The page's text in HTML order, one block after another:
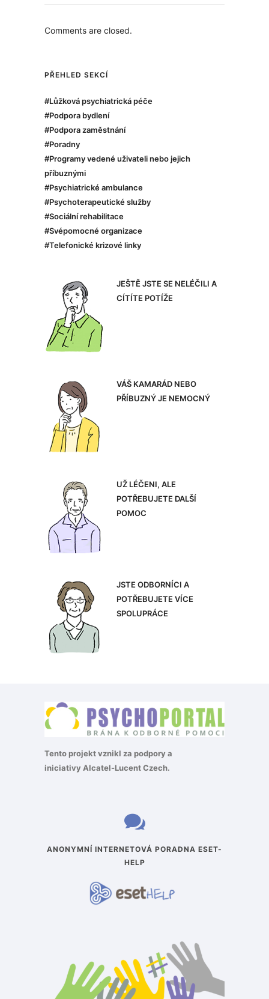
Comments are closed.
PŘEHLED SEKCÍ
#Lůžková psychiatrická péče
#Podpora bydlení
#Podpora zaměstnání
#Poradny
#Programy vedené uživateli nebo jejich
příbuznými
#Psychiatrické ambulance
#Psychoterapeutické služby
#Sociální rehabilitace
#Svépomocné organizace
#Telefonické krizové linky
JEŠTĚ JSTE SE NELÉČILI A
CÍTÍTE POTÍŽE
VÁŠ KAMARÁD NEBO
PŘÍBUZNÝ JE NEMOCNÝ
UŽ LÉČENI, ALE
POTŘEBUJETE DALŠÍ
POMOC
JSTE ODBORNÍCI A
POTŘEBUJETE VÍCE
SPOLUPRÁCE
Tento projekt vznikl za podpory a
iniciativyAlcatel-Lucent Czech.
ANONYMNÍ INTERNETOVÁ PORADNA ESET-
HELP